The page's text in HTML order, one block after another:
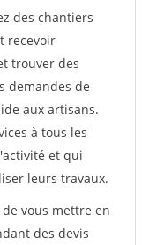
des chantiers
recevoir
trouver des
demandes de
aux artisans.
à tous les
et qui
leurs travaux.
vous mettre en
des devis